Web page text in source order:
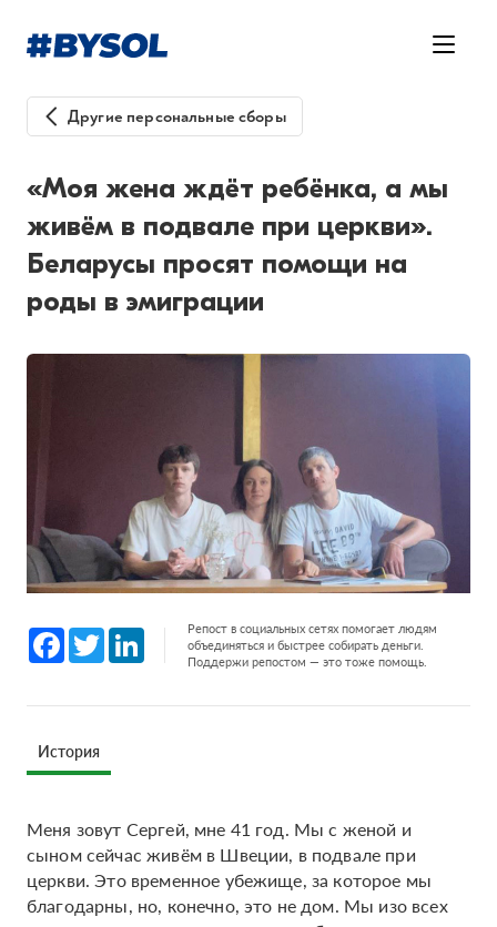
Другие персональные сборы
«Моя жена ждёт ребёнка, а мы
живём в подвале при церкви».
Беларусы просят помощи на
роды в эмиграции
Facebook
Twitter LinkedInРепост в социальных сетях помогает людям
объединяться и быстрее собирать деньги.
Поддержи репостом — это тоже помощь.
История
Меня зовут Сергей, мне 41 год. Мы с женой и
сыном сейчас живём в Швеции, в подвале при
церкви. Это временное убежище, за которое мы
благодарны, но, конечно, это не дом. Мы изо всех